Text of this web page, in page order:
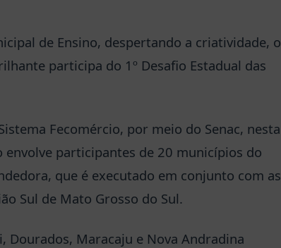
de Ensino, despertando a criatividade, o
participa do 1º Desafio Estadual das
Fecomércio, por meio do Senac, nesta
envolve participantes de 20 municípios do
que é executado em conjunto com as
Sul de Mato Grosso do Sul.
Dourados, Maracaju e Nova Andradina